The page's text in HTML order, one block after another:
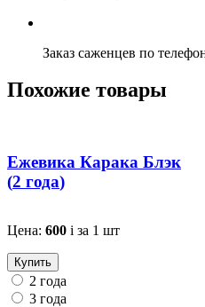
Заказ саженцев по
Похожие товары
Ежевика Карака Блэк
(2 года)
Цена: 600 i за 1 шт
Купить
2 года
3 года